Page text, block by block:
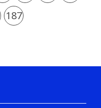
187